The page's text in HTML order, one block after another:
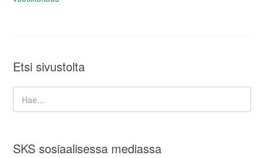
Etsi sivustolta
SKS sosiaalisessa mediassa